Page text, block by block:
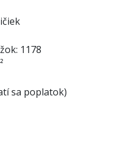
1178
sa poplatok)